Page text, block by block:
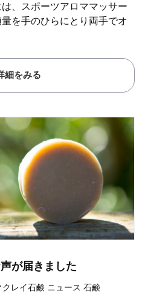
、スポーツアロママッサー
を手のひらにとり両手でオ
細をみる
が届きました
レイ石鹸 ニュース 石鹸